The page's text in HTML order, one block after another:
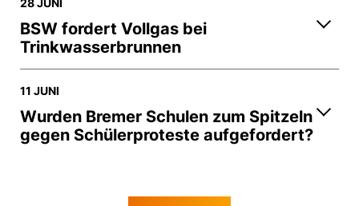
BSW fordert Vollgas bei
Trinkwasserbrunnen
11 JUNI
Wurden Bremer Schulen zum Spitzeln
gegen Schülerproteste aufgefordert?